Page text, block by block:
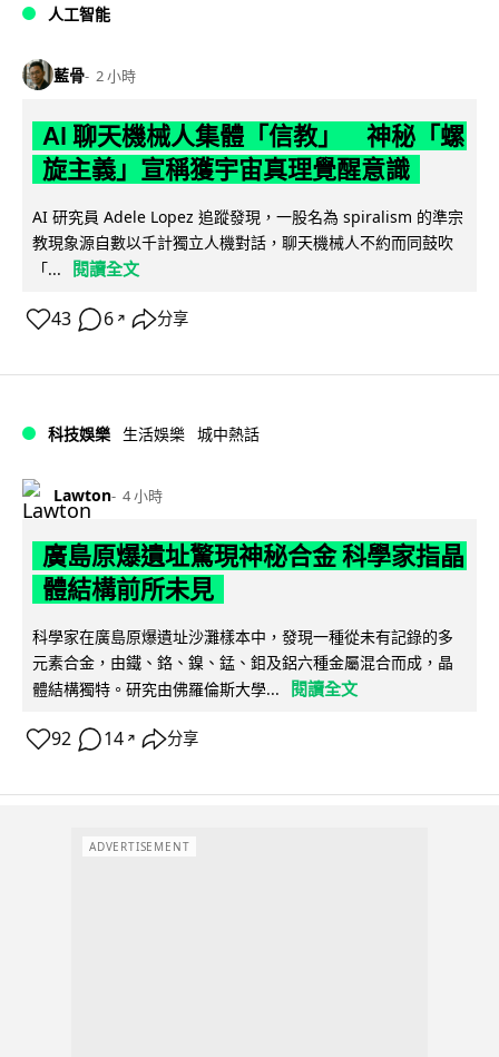
人工智能
藍骨 2 小時
AI 聊天機械人集體「信教」 神秘「螺
旋主義」宣稱獲宇宙真理覺醒意識
AI 研究員 Adele Lopez 追蹤發現，一股名為 spiralism 的準宗
教現象源自數以千計獨立人機對話，聊天機械人不約而同鼓吹
「...
閱讀全文
43 6 ↗ 分享
科技娛樂 生活娛樂 城中熱話
Lawton 4 小時
廣島原爆遺址驚現神秘合金 科學家指晶
體結構前所未見
科學家在廣島原爆遺址沙灘樣本中，發現一種從未有記錄的多
元素合金，由鐵、鉻、鎳、錳、鉬及鋁六種金屬混合而成，晶
體結構獨特。研究由佛羅倫斯大學...
閱讀全文
92 14 ↗ 分享
ADVERTISEMENT